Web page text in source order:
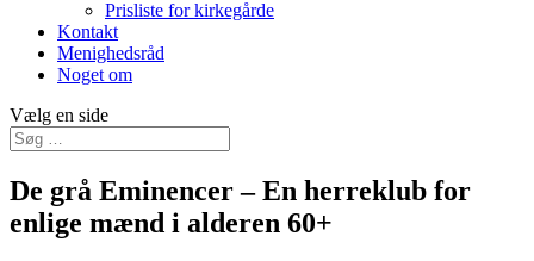
Prisliste for kirkegårde
Kontakt
Menighedsråd
Noget om
Vælg en side
De grå Eminencer – En herreklub for
enlige mænd i alderen 60+